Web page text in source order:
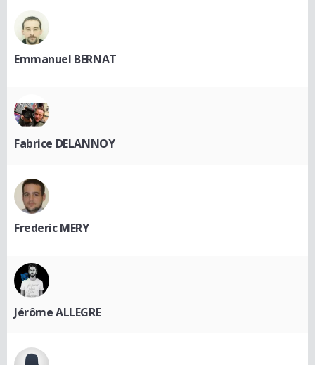
Emmanuel BERNAT
Fabrice DELANNOY
Frederic MERY
Jérôme ALLEGRE